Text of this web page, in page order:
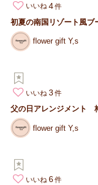
いいね 4
flower gift Y,s
いいね 3
父の日アレンジメント
flower gift Y,s
いいね 6